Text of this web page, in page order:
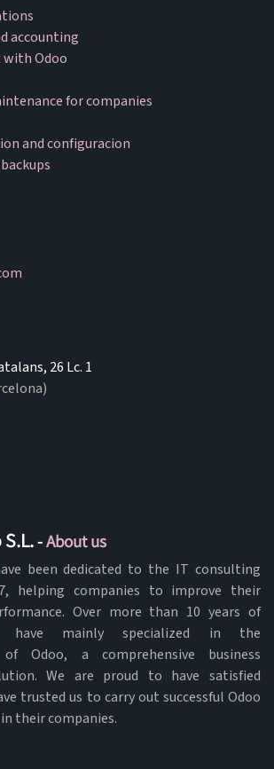
accounting
with Odoo
for companies
and configuracion
26 Lc. 1
-About us
been dedicated to the IT consulting
helping companies to improve their
Over more than 10 years of
have mainly specialized in the
Odoo, a comprehensive business
We are proud to have satisfied
trusted us to carry out successful Odoo
their companies.